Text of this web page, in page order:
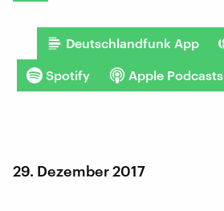
Deutschlandfunk App
Spotify Apple Podcasts
29. Dezember 2017